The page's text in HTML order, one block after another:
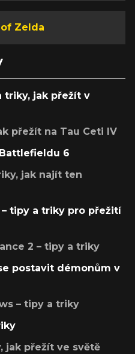
Zelda
triky, jak přežít v
přežít na Tau Ceti IV
6
jak najít ten
tipy a triky pro přežití
2 – tipy a triky
postavit démonům v
– tipy a triky
jak přežít ve světě